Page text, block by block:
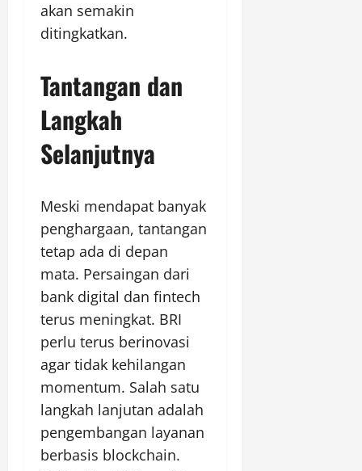
akan semakin
ditingkatkan.
Tantangan dan
Langkah
Selanjutnya
Meski mendapat banyak
penghargaan, tantangan
tetap ada di depan
mata. Persaingan dari
bank digital dan fintech
terus meningkat. BRI
perlu terus berinovasi
agar tidak kehilangan
momentum. Salah satu
langkah lanjutan adalah
pengembangan layanan
berbasis blockchain.